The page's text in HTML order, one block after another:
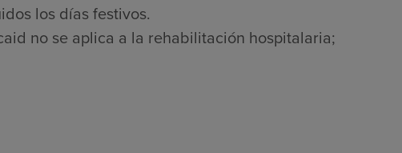
los días festivos.
no se aplica a la rehabilitación hospitalaria;